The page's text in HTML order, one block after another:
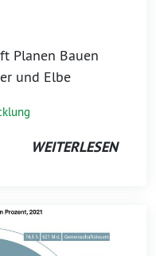
Planen Bauen
und Elbe
WEITERLESEN